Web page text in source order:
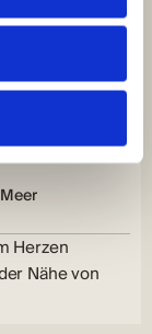
Herzen
Nähe von